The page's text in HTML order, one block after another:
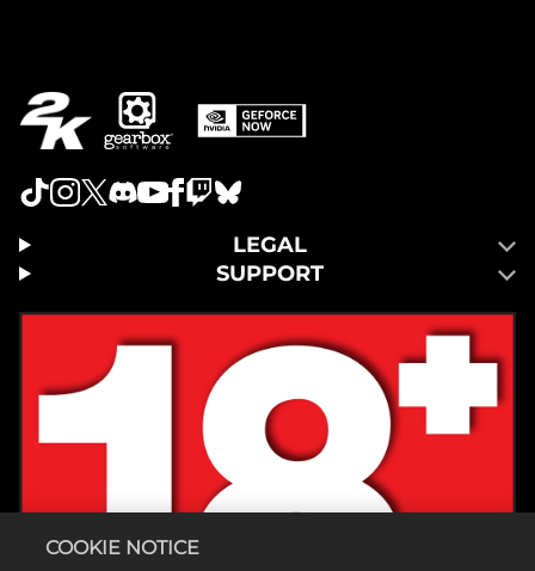
LEGAL
SUPPORT
COOKIE NOTICE